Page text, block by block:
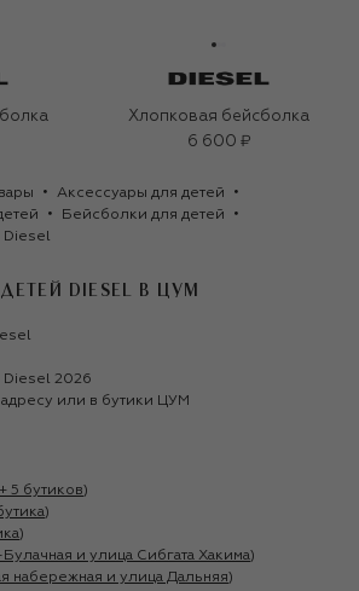
Хлопковая бейсболка
6 600 ₽
Аксессуары для детей
Бейсболки для детей
Diesel
DIESEL В ЦУМ
Diesel 2026
адресу или в бутики ЦУМ
5 бутиков)
и улица Сибгата Хакима)
набережная и улица Дальняя)